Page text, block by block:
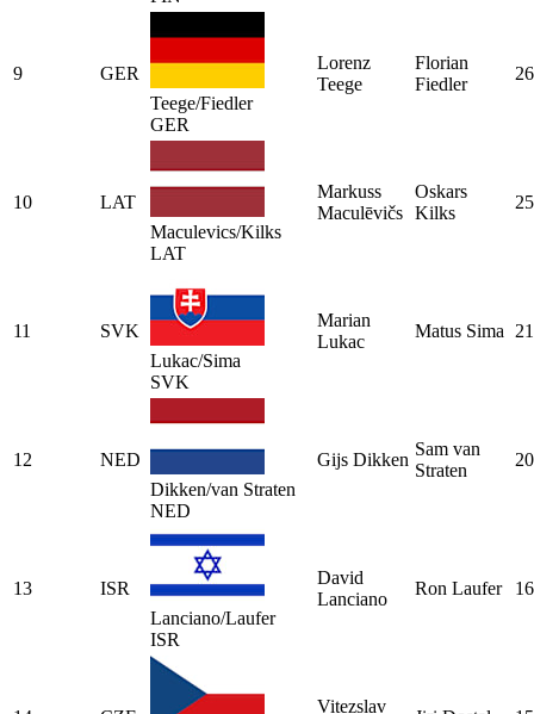
9
GER
Teege/Fiedler
GER
Lorenz
Teege
Florian
Fiedler
10
LAT
Maculevics/Kilks
LAT
Markuss
Maculēvičs
Oskars
Kilks
11
SVK
Lukac/Sima
SVK
Marian
Lukac
Matus Sima
12
NED
Dikken/van Straten
NED
Gijs Dikken
Sam van
Straten
13
ISR
Lanciano/Laufer
ISR
David
Lanciano
Ron Laufer
Vitezslav